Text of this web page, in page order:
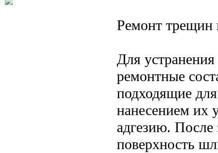
Ремонт трещин
Для
ремонтные
подходящие
нанесением их
адгезию. После
поверхность